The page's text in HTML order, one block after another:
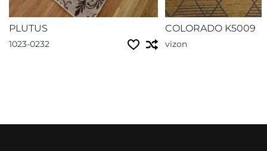
PLUTUS
1023-0232
COLORADO K5009
vizon